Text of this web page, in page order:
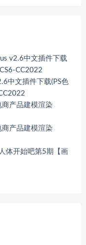
v2.6中文插件下载
CC2022
中文插件下载(PS色
产品建模渲染
产品建模渲染
体开始吧第5期【画